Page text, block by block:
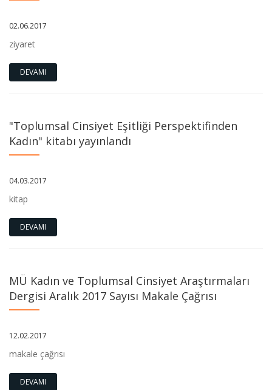
02.06.2017
ziyaret
DEVAMI
"Toplumsal Cinsiyet Eşitliği Perspektifinden
Kadın" kitabı yayınlandı
04.03.2017
kitap
DEVAMI
MÜ Kadın ve Toplumsal Cinsiyet Araştırmaları
Dergisi Aralık 2017 Sayısı Makale Çağrısı
12.02.2017
makale çağrısı
DEVAMI